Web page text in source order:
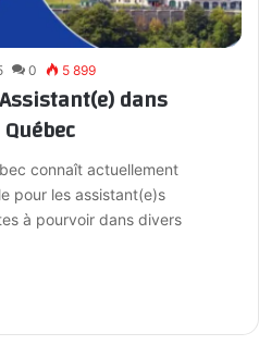
0 5 899
dans
connaît actuellement
pour les assistant(e)s
à pourvoir dans divers